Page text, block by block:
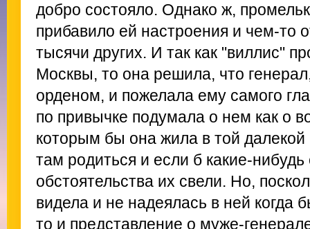
добро состояло. Однако ж,
прибавило ей настроения и чем-то
тысячи других. И так как "виллис"
Москвы, то она решила, что
орденом, и пожелала ему самого
по привычке подумала о нем как о
которым бы она жила в той
там родиться и если б какие-
обстоятельства их свели. Но,
видела и не надеялась в ней когда
то и представление о муже-